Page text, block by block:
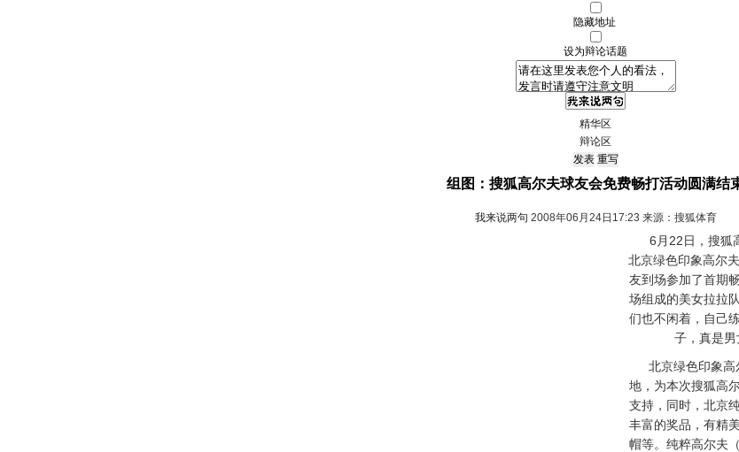
隐藏地址
设为辩论话题
精华区
辩论区
组图：搜狐高尔夫球友会免费畅打活动圆满结
我来说两句 2008年06月24日17:23 来源：搜狐体育
6月22日，搜狐高
北京绿色印象高尔
友到场参加了首期
场组成的美女拉拉
们也不闲着，自己
子，真是男
北京绿色印象高
地，为本次搜狐高
支持，同时，北京
丰富的奖品，有精
帽等。纯粹高尔夫